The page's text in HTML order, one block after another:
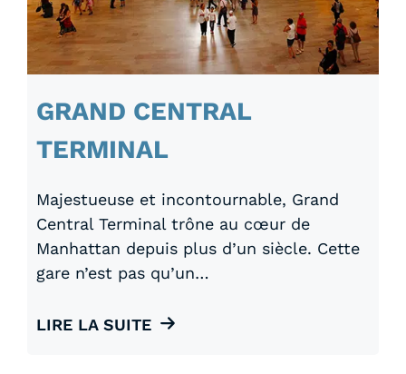
GRAND CENTRAL
TERMINAL
Majestueuse et incontournable, Grand
Central Terminal trône au cœur de
Manhattan depuis plus d’un siècle. Cette
gare n’est pas qu’un…
LIRE LA SUITE